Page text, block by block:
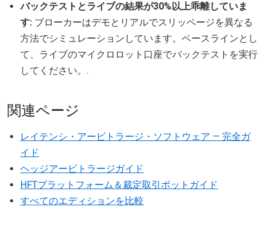
バックテストとライブの結果が30%以上乖離していま
す: ブローカーはデモとリアルでスリッページを異なる
方法でシミュレーションしています。ベースラインとし
て、ライブのマイクロロット口座でバックテストを実行
してください。.
関連ページ
レイテンシ・アービトラージ・ソフトウェア — 完全ガ
イド
ヘッジアービトラージガイド
HFTプラットフォーム＆裁定取引ボットガイド
すべてのエディションを比較